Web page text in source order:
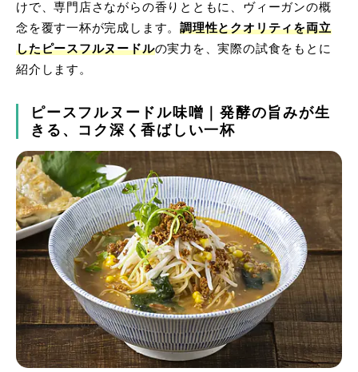
けで、専門店さながらの香りとともに、ヴィーガンの概
念を覆す一杯が完成します。調理性とクオリティを両立
したピースフルヌードルの実力を、実際の試食をもとに
紹介します。
ピースフルヌードル味噌｜発酵の旨みが生
きる、コク深く香ばしい一杯